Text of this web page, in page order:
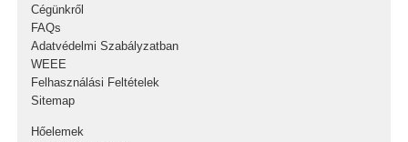
Cégünkről
FAQs
Adatvédelmi Szabályzatban
WEEE
Felhasználási Feltételek
Sitemap
Hőelemek